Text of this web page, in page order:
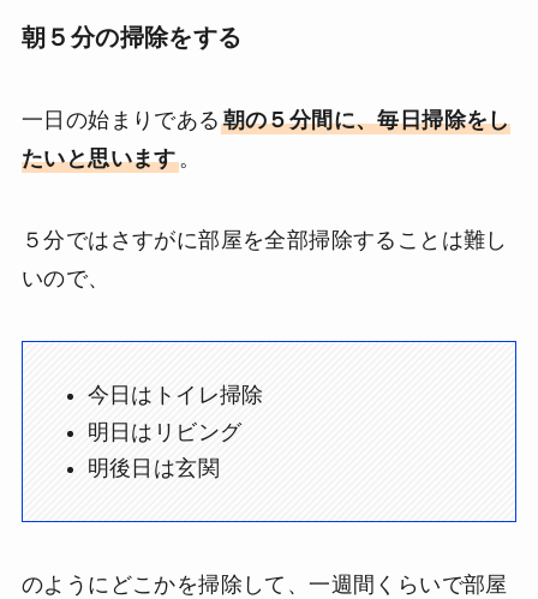
朝５分の掃除をする
一日の始まりである 朝の５分間に、毎日掃除をし
たいと思います。
５分ではさすがに部屋を全部掃除することは難し
いので、
今日はトイレ掃除
明日はリビング
明後日は玄関
のようにどこかを掃除して、一週間くらいで部屋